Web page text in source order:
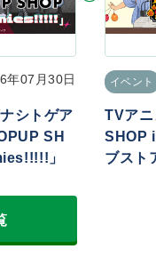
年07月30日
シトゲア
SH
」
イベント
TVア
SHOP
ブスト